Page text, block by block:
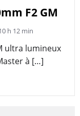
F2 GM
h 12 min
ultra lumineux
à […]